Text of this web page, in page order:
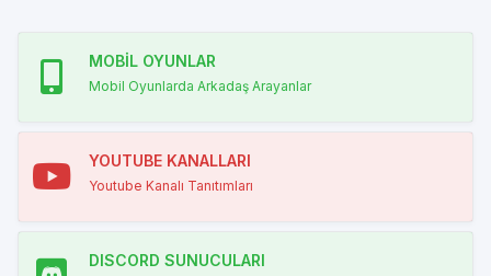
MOBİL OYUNLAR
Mobil Oyunlarda Arkadaş Arayanlar
YOUTUBE KANALLARI
Youtube Kanalı Tanıtımları
DISCORD SUNUCULARI